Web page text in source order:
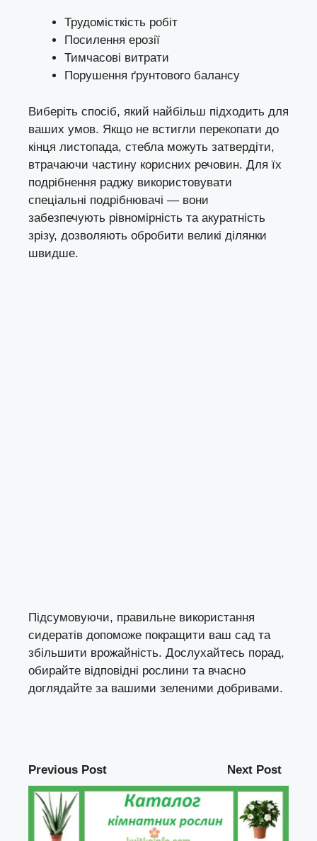
Трудомісткість робіт
Посилення ерозії
Тимчасові витрати
Порушення ґрунтового балансу
Виберіть спосіб, який найбільш підходить для
ваших умов. Якщо не встигли перекопати до
кінця листопада, стебла можуть затвердіти,
втрачаючи частину корисних речовин. Для їх
подрібнення раджу використовувати
спеціальні подрібнювачі — вони
забезпечують рівномірність та акуратність
зрізу, дозволяють обробити великі ділянки
швидше.
Підсумовуючи, правильне використання
сидератів допоможе покращити ваш сад та
збільшити врожайність. Дослухайтесь порад,
обирайте відповідні рослини та вчасно
доглядайте за вашими зеленими добривами.
Previous Post Next Post